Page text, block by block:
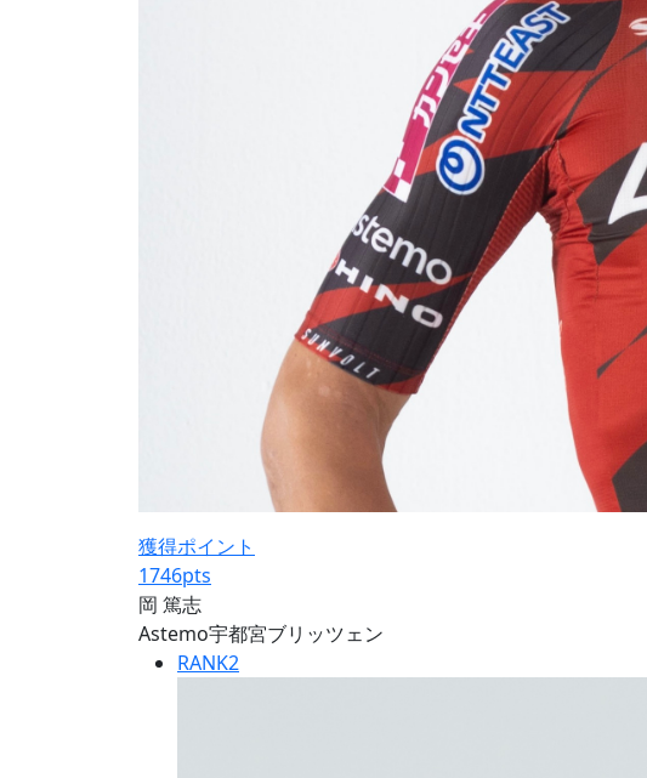
獲得ポイント
1746pts
岡 篤志
Astemo宇都宮ブリッツェン
RANK2